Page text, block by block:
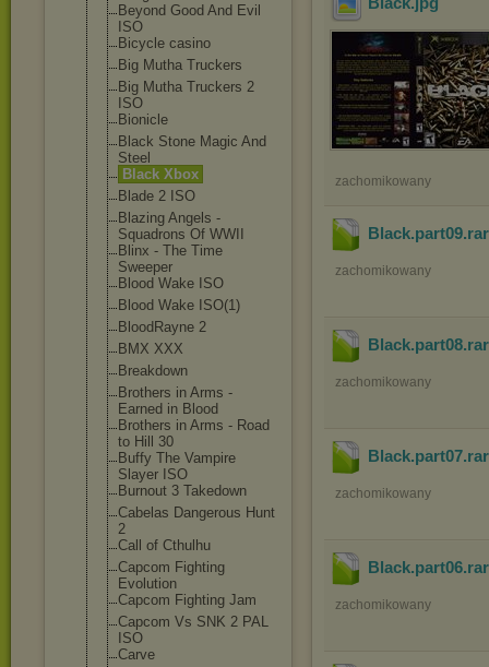
Beyond Good And Evil
ISO
Bicycle casino
Big Mutha Truckers
Big Mutha Truckers 2
ISO
Bionicle
Black Stone Magic And
Steel
Black Xbox
Blade 2 ISO
Blazing Angels -
Squadrons Of WWII
Blinx - The Time
Sweeper
Blood Wake ISO
Blood Wake ISO(1)
BloodRayne 2
BMX XXX
Breakdown
Brothers in Arms -
Earned in Blood
Brothers in Arms - Road
to Hill 30
Buffy The Vampire
Slayer ISO
Burnout 3 Takedown
Cabelas Dangerous Hunt
2
Call of Cthulhu
Capcom Fighting
Evolution
Capcom Fighting Jam
Capcom Vs SNK 2 PAL
ISO
Carve
zachomikowany
Black.part09
zachomikowany
Black.part08
zachomikowany
Black.part07
zachomikowany
Black.part06
zachomikowany